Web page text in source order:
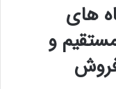
های
و